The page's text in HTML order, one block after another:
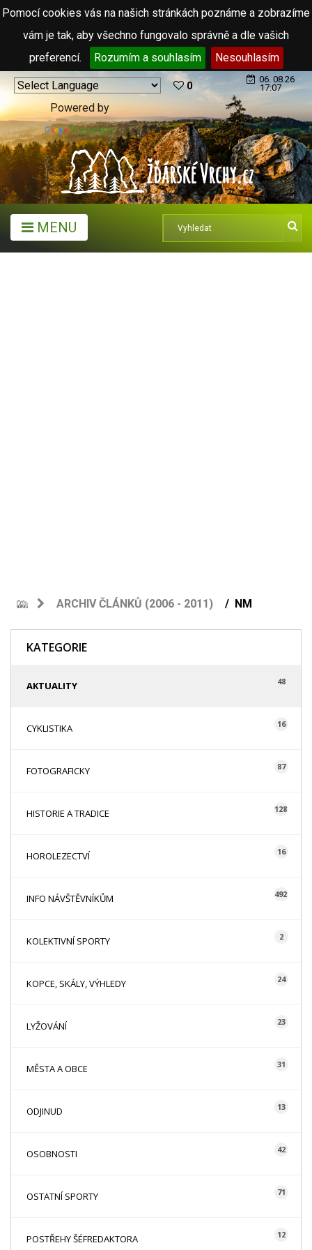
Pomocí cookies vás na našich stránkách poznáme a zobrazíme
vám je tak, aby všechno fungovalo správně a dle vašich
preferencí.
Rozumím a souhlasím Nesouhlasím
Powered by
Translate
0
06. 08.26
17:07
MENU
ARCHIV ČLÁNKŮ (2006 - 2011) NM
KATEGORIE
AKTUALITY 48
CYKLISTIKA 16
FOTOGRAFICKY 87
HISTORIE A TRADICE 128
HOROLEZECTVÍ 16
INFO NÁVŠTĚVNÍKŮM 492
KOLEKTIVNÍ SPORTY 2
KOPCE, SKÁLY, VÝHLEDY 24
LYŽOVÁNÍ 23
MĚSTA A OBCE 31
ODJINUD 13
OSOBNOSTI 42
OSTATNÍ SPORTY 71
POSTŘEHY ŠÉFREDAKTORA 12